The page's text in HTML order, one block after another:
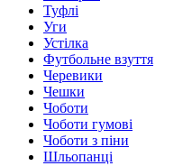
Туфлі
Уги
Устілка
Футбольне взуття
Черевики
Чешки
Чоботи
Чоботи гумові
Чоботи з піни
Шльопанці